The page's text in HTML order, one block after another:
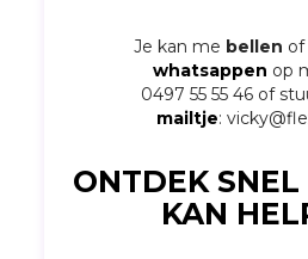
Je kan me bellen of
whatsappen op
0497 55 55 46 of
mailtje:
ONTDEK SNEL
KAN